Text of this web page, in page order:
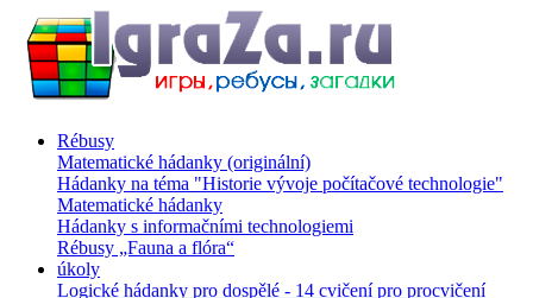
Rébusy
Matematické hádanky (originální)
Hádanky na téma "Historie vývoje počítačové technologie"
Matematické hádanky
Hádanky s informačními technologiemi
Rébusy „Fauna a flóra“
úkoly
Logické hádanky pro dospělé - 14 cvičení pro procvičení